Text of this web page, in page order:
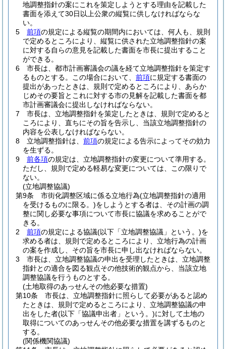
地調整指針の案にこれを策定しようとする理由を記載した
書面を添えて30日以上公衆の縦覧に供しなければならな
い。
5
前項の規定による縦覧の期間内においては、何人も、規則
で定めるところにより、縦覧に供された立地調整指針の案
に対する自らの意見を記載した書面を市長に提出すること
ができる。
6
市長は、都市計画審議会の議を経て立地調整指針を策定す
るものとする。
この場合において、 前項に規定する書面の
提出があったときは、規則で定めるところにより、あらか
じめその要旨とこれに対する市の見解を記載した書面を都
市計画審議会に提出しなければならない。
7
市長は、立地調整指針を策定したときは、規則で定めると
ころにより、直ちにその旨を告示し、当該立地調整指針の
内容を公表しなければならない。
8
立地調整指針は、 前項の規定による告示によってその効力
を生ずる。
9
前各項の規定は、立地調整指針の変更について準用する。
ただし、規則で定める軽易な変更については、この限りで
ない。
(立地調整協議)
第9条
市街化調整区域に係る立地行為(立地調整指針の適用
を受けるものに限る。)をしようとする者は、その計画の調
整に関し必要な事項について市長に協議を求めることがで
きる。
2
前項の規定による協議(以下「立地調整協議」という。)を
求める者は、規則で定めるところにより、立地行為の計画
の案を作成し、その旨を市長に申し出なければならない。
3
市長は、立地調整協議の申出を受理したときは、立地調整
指針との適合を図る観点その他技術的観点から、当該立地
調整協議を行うものとする。
(土地取得のあっせんその他必要な措置)
第10条
市長は、立地調整指針に照らして必要があると認め
たときは、規則で定めるところにより、立地調整協議の申
出をした者(以下「協議申出者」という。)に対して土地の
取得についてのあっせんその他必要な措置を講ずるものと
する。
(関係機関協議)